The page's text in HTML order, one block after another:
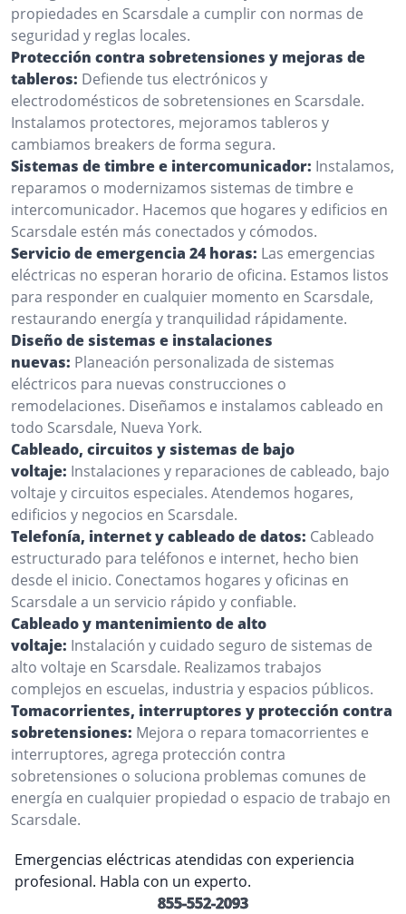
propiedades en Scarsdale a cumplir con normas de
seguridad y reglas locales.
Protección contra sobretensiones y mejoras de
tableros: Defiende tus electrónicos y
electrodomésticos de sobretensiones en Scarsdale.
Instalamos protectores, mejoramos tableros y
cambiamos breakers de forma segura.
Sistemas de timbre e intercomunicador: Instalamos,
reparamos o modernizamos sistemas de timbre e
intercomunicador. Hacemos que hogares y edificios en
Scarsdale estén más conectados y cómodos.
Servicio de emergencia 24 horas: Las emergencias
eléctricas no esperan horario de oficina. Estamos listos
para responder en cualquier momento en Scarsdale,
restaurando energía y tranquilidad rápidamente.
Diseño de sistemas e instalaciones
nuevas: Planeación personalizada de sistemas
eléctricos para nuevas construcciones o
remodelaciones. Diseñamos e instalamos cableado en
todo Scarsdale, Nueva York.
Cableado, circuitos y sistemas de bajo
voltaje: Instalaciones y reparaciones de cableado, bajo
voltaje y circuitos especiales. Atendemos hogares,
edificios y negocios en Scarsdale.
Telefonía, internet y cableado de datos: Cableado
estructurado para teléfonos e internet, hecho bien
desde el inicio. Conectamos hogares y oficinas en
Scarsdale a un servicio rápido y confiable.
Cableado y mantenimiento de alto
voltaje: Instalación y cuidado seguro de sistemas de
alto voltaje en Scarsdale. Realizamos trabajos
complejos en escuelas, industria y espacios públicos.
Tomacorrientes, interruptores y protección contra
sobretensiones: Mejora o repara tomacorrientes e
interruptores, agrega protección contra
sobretensiones o soluciona problemas comunes de
energía en cualquier propiedad o espacio de trabajo en
Scarsdale.
Emergencias eléctricas atendidas con experiencia
profesional. Habla con un experto.
855-552-2093